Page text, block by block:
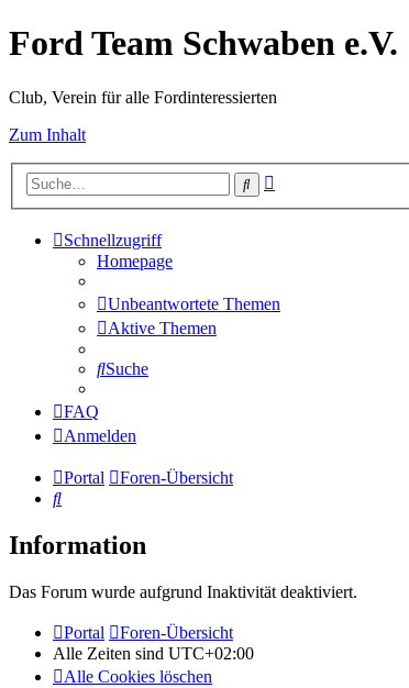
Ford Team Schwaben e.V.
Club, Verein für alle Fordinteressierten
Zum Inhalt
Suche
Schnellzugriff
Homepage
Unbeantwortete Themen
Aktive Themen
Suche
FAQ
Anmelden
Portal
Foren-Übersicht
Suche
Information
Das Forum wurde aufgrund Inaktivität deaktiviert.
Portal
Foren-Übersicht
Alle Zeiten sind UTC+02:00
Alle Cookies löschen